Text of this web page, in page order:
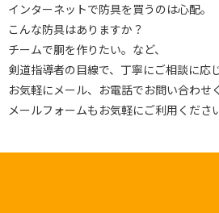
インターネットで防具を買うのは心配。
こんな防具はありますか？
チームで胴を作りたい。など、
剣道指導者の目線で、丁寧にご相談に応じ
お気軽にメール、お電話でお問い合わせ
メールフォームもお気軽にご利用ください